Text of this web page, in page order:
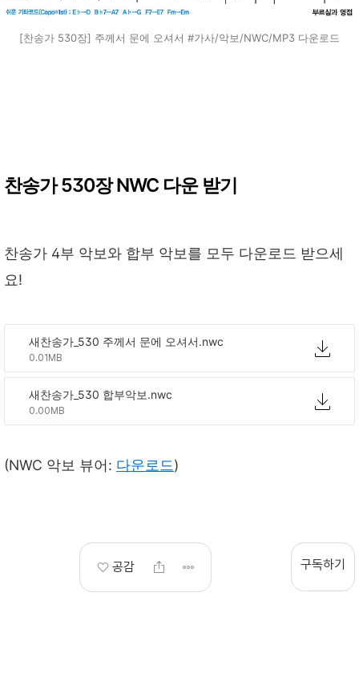
[찬송가 530장] 주께서 문에 오셔서 #가사/악보/NWC/MP3 다운로드
찬송가 530장 NWC 다운 받기
찬송가 4부 악보와 합부 악보를 모두 다운로드 받으세
요!
새찬송가_530 주께서 문에 오셔서.nwc
0.01MB
새찬송가_530 합부악보.nwc
0.00MB
(NWC 악보 뷰어: 다운로드)
공감 구독하기